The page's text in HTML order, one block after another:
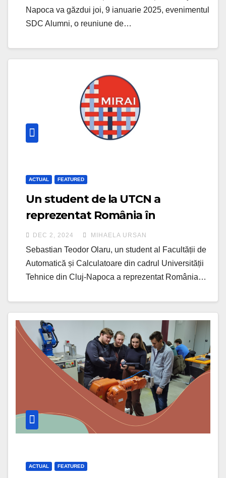
Napoca va găzdui joi, 9 ianuarie 2025, evenimentul
SDC Alumni, o reuniune de…
ACTUAL FEATURED
Un student de la UTCN a
reprezentat România în
programul japonez MIRAI
DEC 2, 2024 MIHAELA URSAN
Sebastian Teodor Olaru, un student al Facultății de
Automatică și Calculatoare din cadrul Universității
Tehnice din Cluj-Napoca a reprezentat România…
ACTUAL FEATURED